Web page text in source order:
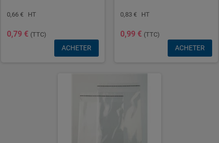
0,66 € HT
0,79 € (TTC)
ACHETER
0,83 € HT
0,99 € (TTC)
ACHETER